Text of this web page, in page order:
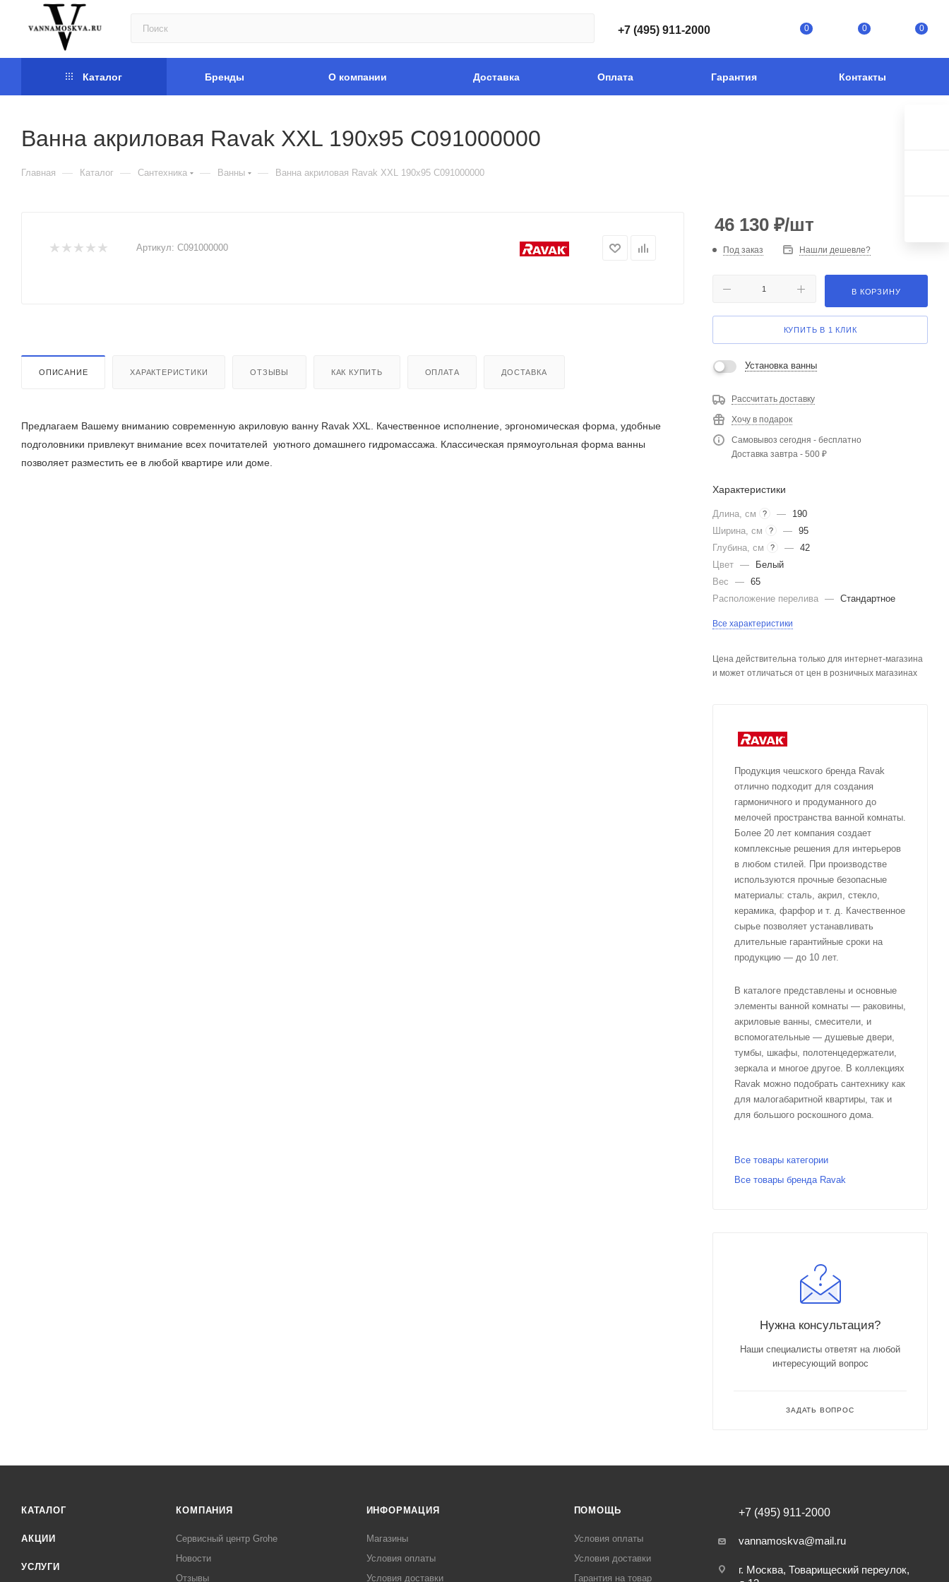
+7 (495) 911-2000 0 0 0
Каталог Бренды О компании Доставка Оплата Гарантия Контакты
Ванна акриловая Ravak XXL 190х95 C091000000
Главная — Каталог — Сантехника — Ванны — Ванна акриловая Ravak XXL 190х95 C091000000
Артикул: C091000000
ОПИСАНИЕ ХАРАКТЕРИСТИКИ ОТЗЫВЫ КАК КУПИТЬ ОПЛАТА ДОСТАВКА
Предлагаем Вашему вниманию современную акриловую ванну Ravak XXL. Качественное исполнение, эргономическая форма, удобные
подголовники привлекут внимание всех почитателей уютного домашнего гидромассажа. Классическая прямоугольная форма ванны
позволяет разместить ее в любой квартире или доме.
46 130 ₽/шт
Под заказ Нашли дешевле?
В КОРЗИНУ
КУПИТЬ В 1 КЛИК
Установка ванны
Рассчитать доставку
Хочу в подарок
Самовывоз сегодня - бесплатно
Доставка завтра - 500 ₽
Характеристики
Длина, см ? —
190
Ширина, см
? — 95
Глубина, см
? — 42
Цвет —
Белый
Вес
— 65
Расположение перелива — Стандартное
Все характеристики
Цена действительна только для интернет-магазина
и может отличаться от цен в розничных магазинах
Продукция чешского бренда Ravak
отлично подходит для создания
гармоничного и продуманного до
мелочей пространства ванной комнаты.
Более 20 лет компания создает
комплексные решения для интерьеров
в любом стилей. При производстве
используются прочные безопасные
материалы: сталь, акрил, стекло,
керамика, фарфор и т. д. Качественное
сырье позволяет устанавливать
длительные гарантийные сроки на
продукцию — до 10 лет.
В каталоге представлены и основные
элементы ванной комнаты — раковины,
акриловые ванны, смесители, и
вспомогательные — душевые двери,
тумбы, шкафы, полотенцедержатели,
зеркала и многое другое. В коллекциях
Ravak можно подобрать сантехнику как
для малогабаритной квартиры, так и
для большого роскошного дома.
Все товары категории
Все товары бренда Ravak
Нужна консультация?
Наши специалисты ответят на любой
интересующий вопрос
ЗАДАТЬ ВОПРОС
КАТАЛОГ
АКЦИИ
УСЛУГИ
КОМПАНИЯ
Сервисный центр Grohe
Новости
Отзывы
ИНФОРМАЦИЯ
Магазины
Условия оплаты
Условия доставки
ПОМОЩЬ
Условия оплаты
Условия доставки
Гарантия на товар
+7 (495) 911-2000
vannamoskva@mail.ru
г. Москва, Товарищеский переулок,